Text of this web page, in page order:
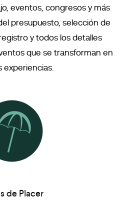
eventos, congresos y más
presupuesto, selección de
y todos los detalles
que se transforman en
experiencias.
de Placer